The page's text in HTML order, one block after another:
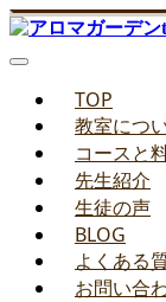
TOP
教室につ
コースと
先生紹介
生徒の声
BLOG
よくある
お問い合